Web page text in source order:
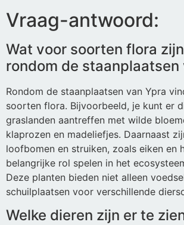
Vraag-antwoord:
Wat voor soorten flora
rondom de staanplaatsen
Rondom de staanplaatsen van Ypra
soorten flora. Bijvoorbeeld, je kunt er
graslanden aantreffen met wilde
klaprozen en madeliefjes. Daarnaast
loofbomen en struiken, zoals eiken en
belangrijke rol spelen in het
Deze planten bieden niet alleen
schuilplaatsen voor verschillende
Welke dieren zijn er te